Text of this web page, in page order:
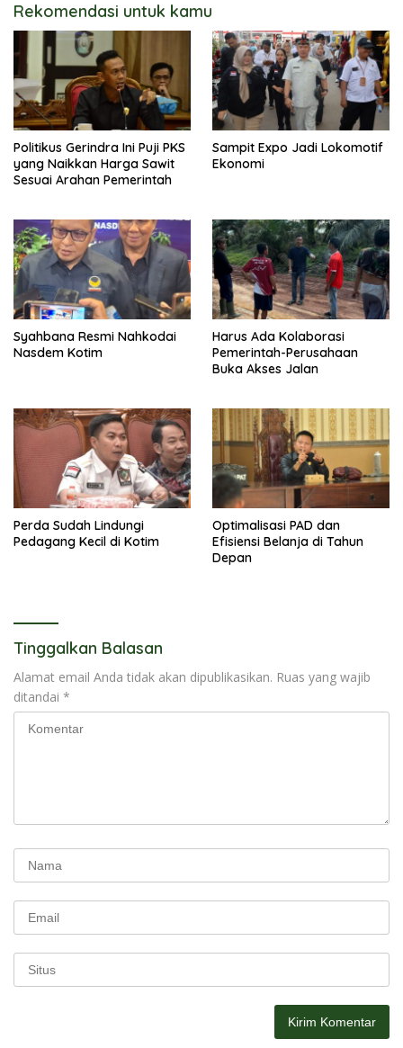
Rekomendasi untuk kamu
Politikus Gerindra Ini Puji PKS
yang Naikkan Harga Sawit
Sesuai Arahan Pemerintah
Sampit Expo Jadi Lokomotif
Ekonomi
Syahbana Resmi Nahkodai
Nasdem Kotim
Harus Ada Kolaborasi
Pemerintah-Perusahaan
Buka Akses Jalan
Perda Sudah Lindungi
Pedagang Kecil di Kotim
Optimalisasi PAD dan
Efisiensi Belanja di Tahun
Depan
Tinggalkan Balasan
Alamat email Anda tidak akan dipublikasikan. Ruas yang wajib
ditandai *